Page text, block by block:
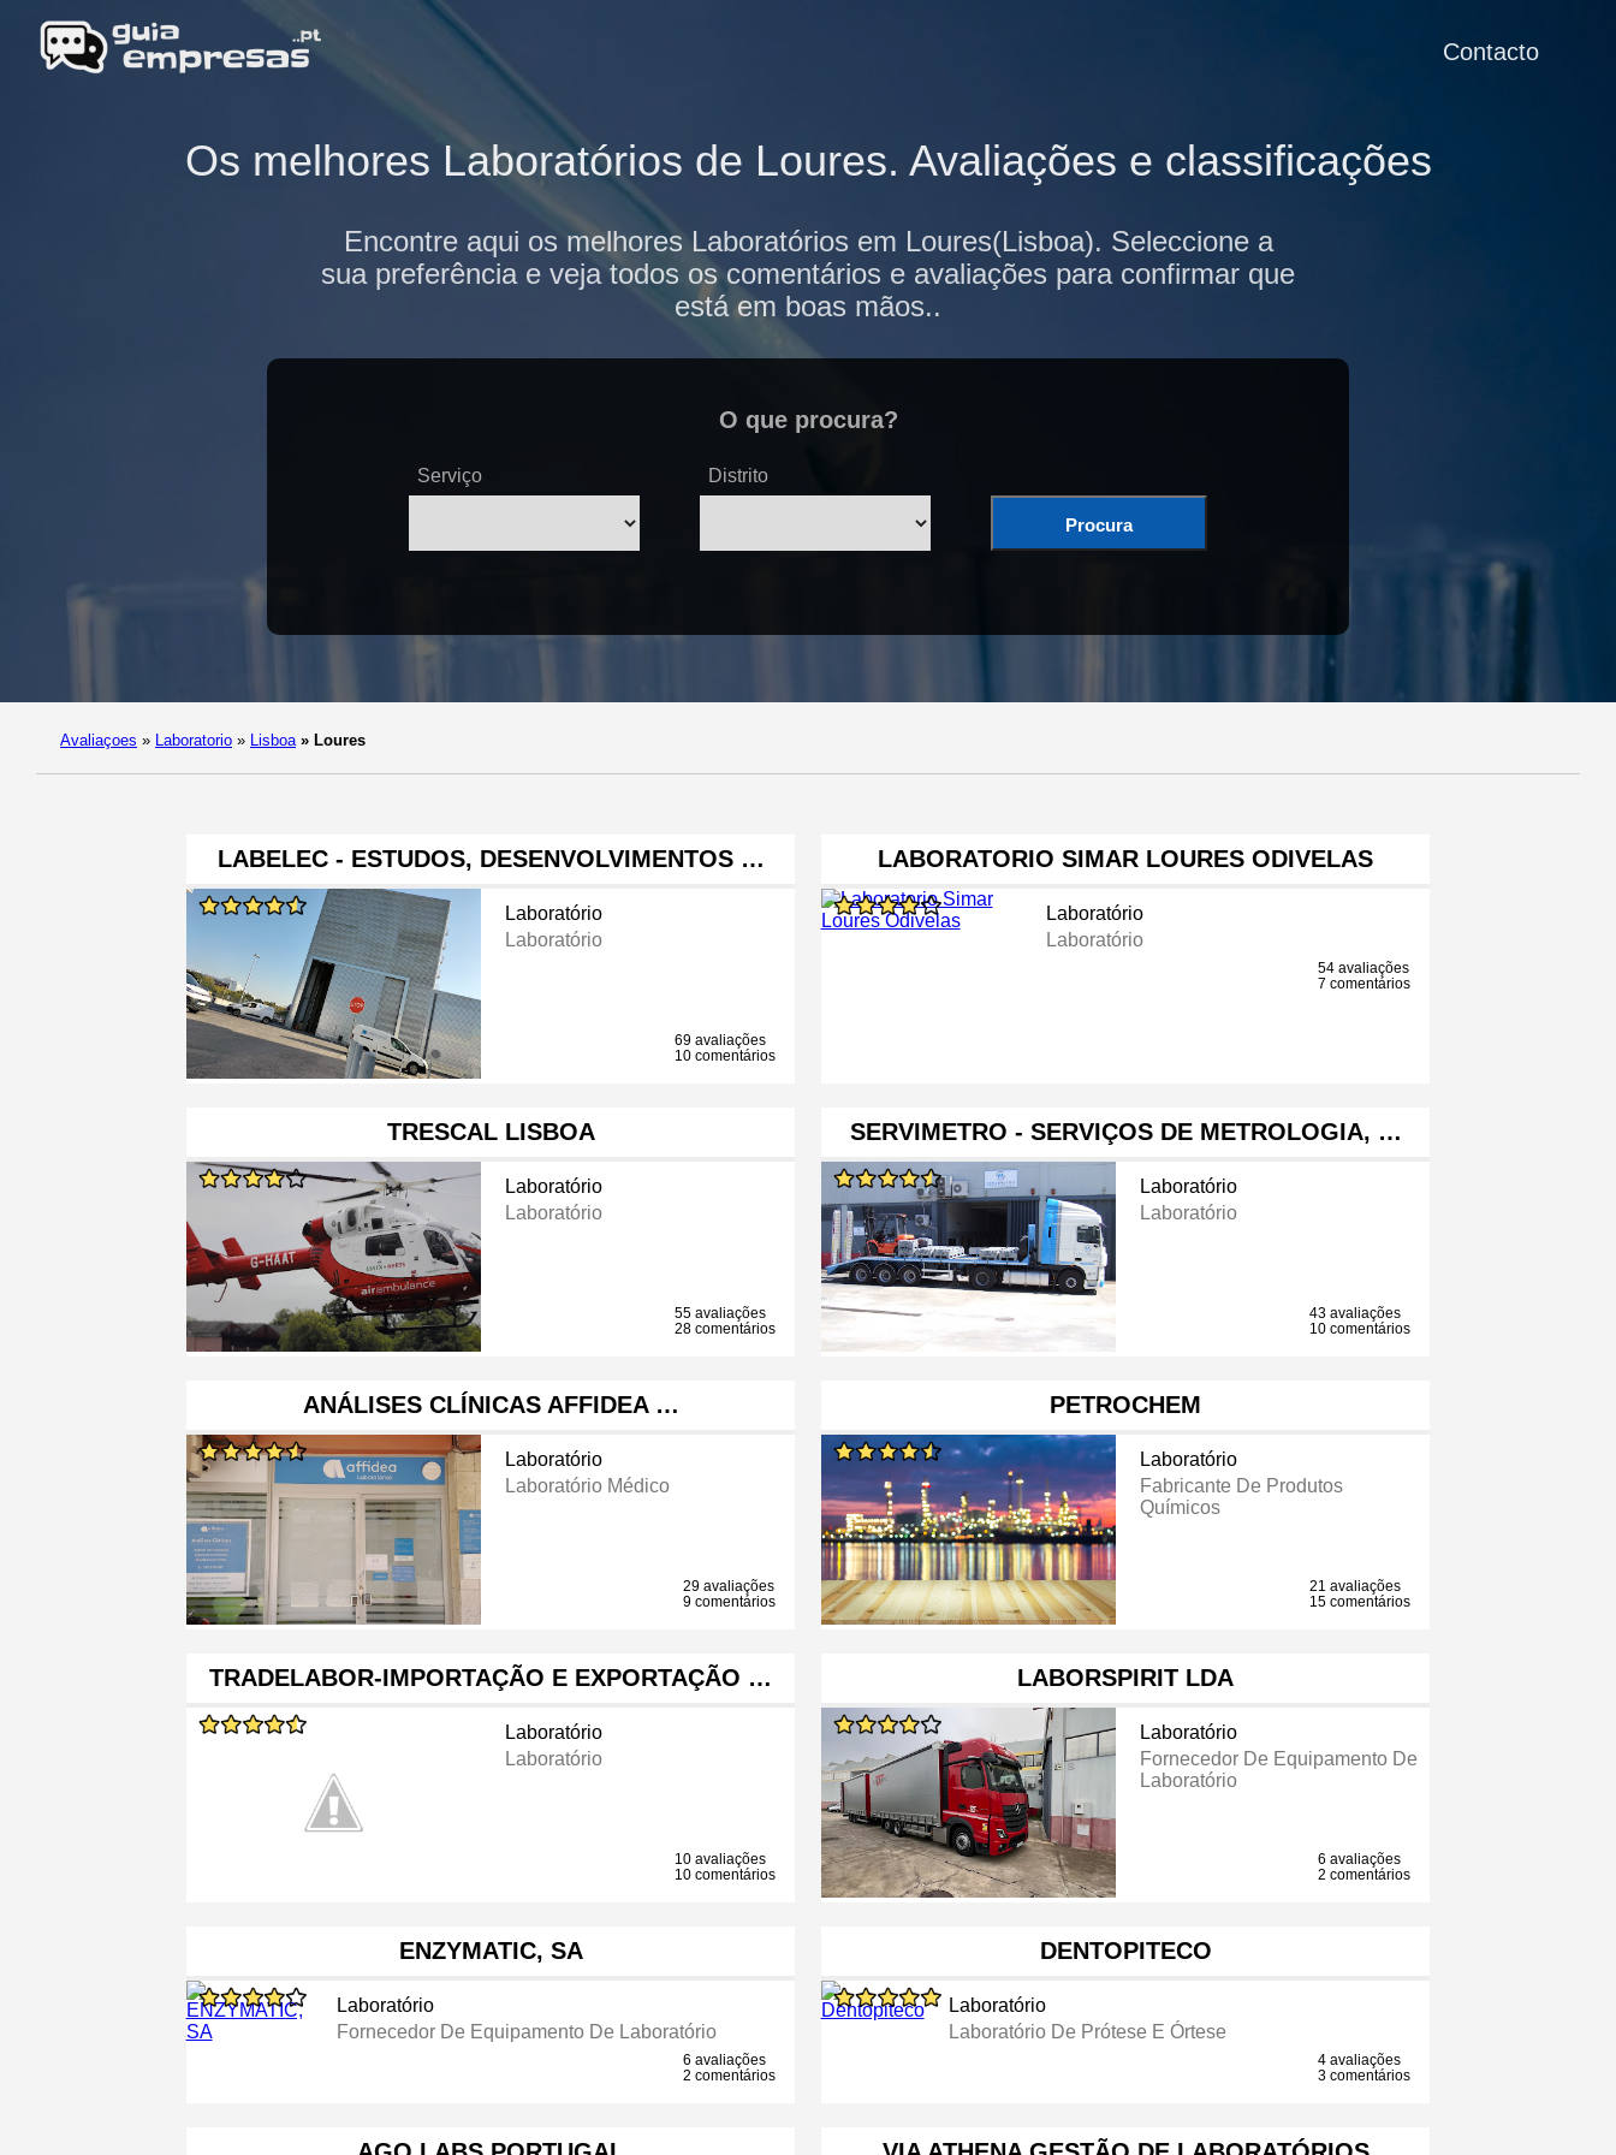
Contacto
Os melhores Laboratórios de Loures. Avaliações e classificações
Encontre aqui os melhores Laboratórios em Loures(Lisboa). Seleccione a
sua preferência e veja todos os comentários e avaliações para confirmar que
está em boas mãos..
O que procura?
Serviço Distrito
Procura
Avaliaçoes » Laboratorio » Lisboa » Loures
LABELEC - ESTUDOS, DESENVOLVIMENTOS …
Laboratório
Laboratório
69 avaliações
10 comentários
LABORATORIO SIMAR LOURES ODIVELAS
Laboratório
Laboratório
54 avaliações
7 comentários
TRESCAL LISBOA
Laboratório
Laboratório
55 avaliações
28 comentários
SERVIMETRO - SERVIÇOS DE METROLOGIA, …
Laboratório
Laboratório
43 avaliações
10 comentários
ANÁLISES CLÍNICAS AFFIDEA …
Laboratório
Laboratório Médico
29 avaliações
9 comentários
PETROCHEM
Laboratório
Fabricante De Produtos
Químicos
21 avaliações
15 comentários
TRADELABOR-IMPORTAÇÃO E EXPORTAÇÃO …
Laboratório
Laboratório
10 avaliações
10 comentários
LABORSPIRIT LDA
Laboratório
Fornecedor De Equipamento De
Laboratório
6 avaliações
2 comentários
ENZYMATIC, SA
Laboratório
Fornecedor De Equipamento De Laboratório
6 avaliações
2 comentários
DENTOPITECO
Laboratório
Laboratório De Prótese E Órtese
4 avaliações
3 comentários